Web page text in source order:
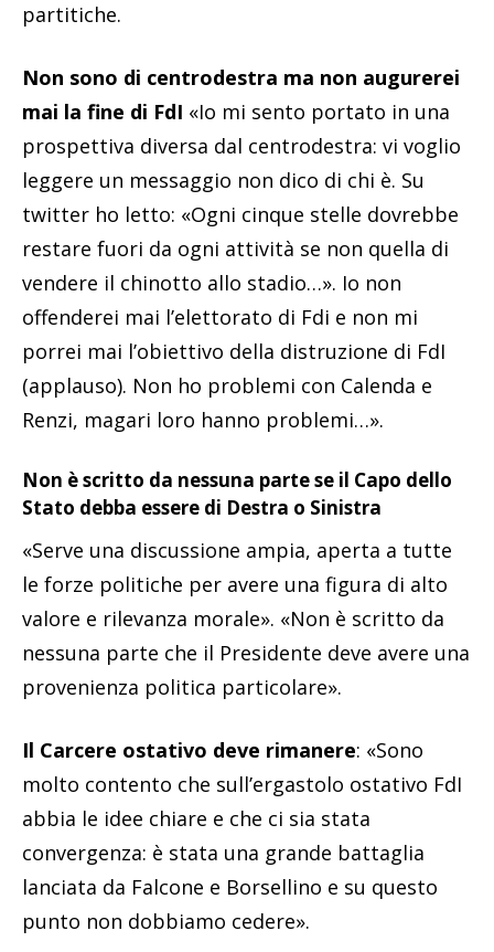
partitiche.
Non sono di centrodestra ma non augurerei
mai la fine di FdI «Io mi sento portato in una
prospettiva diversa dal centrodestra: vi voglio
leggere un messaggio non dico di chi è. Su
twitter ho letto: «Ogni cinque stelle dovrebbe
restare fuori da ogni attività se non quella di
vendere il chinotto allo stadio…». Io non
offenderei mai l’elettorato di Fdi e non mi
porrei mai l’obiettivo della distruzione di FdI
(applauso). Non ho problemi con Calenda e
Renzi, magari loro hanno problemi…».
Non è scritto da nessuna parte se il Capo dello
Stato debba essere di Destra o Sinistra
«Serve una discussione ampia, aperta a tutte
le forze politiche per avere una figura di alto
valore e rilevanza morale». «Non è scritto da
nessuna parte che il Presidente deve avere una
provenienza politica particolare».
Il Carcere ostativo deve rimanere: «Sono
molto contento che sull’ergastolo ostativo FdI
abbia le idee chiare e che ci sia stata
convergenza: è stata una grande battaglia
lanciata da Falcone e Borsellino e su questo
punto non dobbiamo cedere».